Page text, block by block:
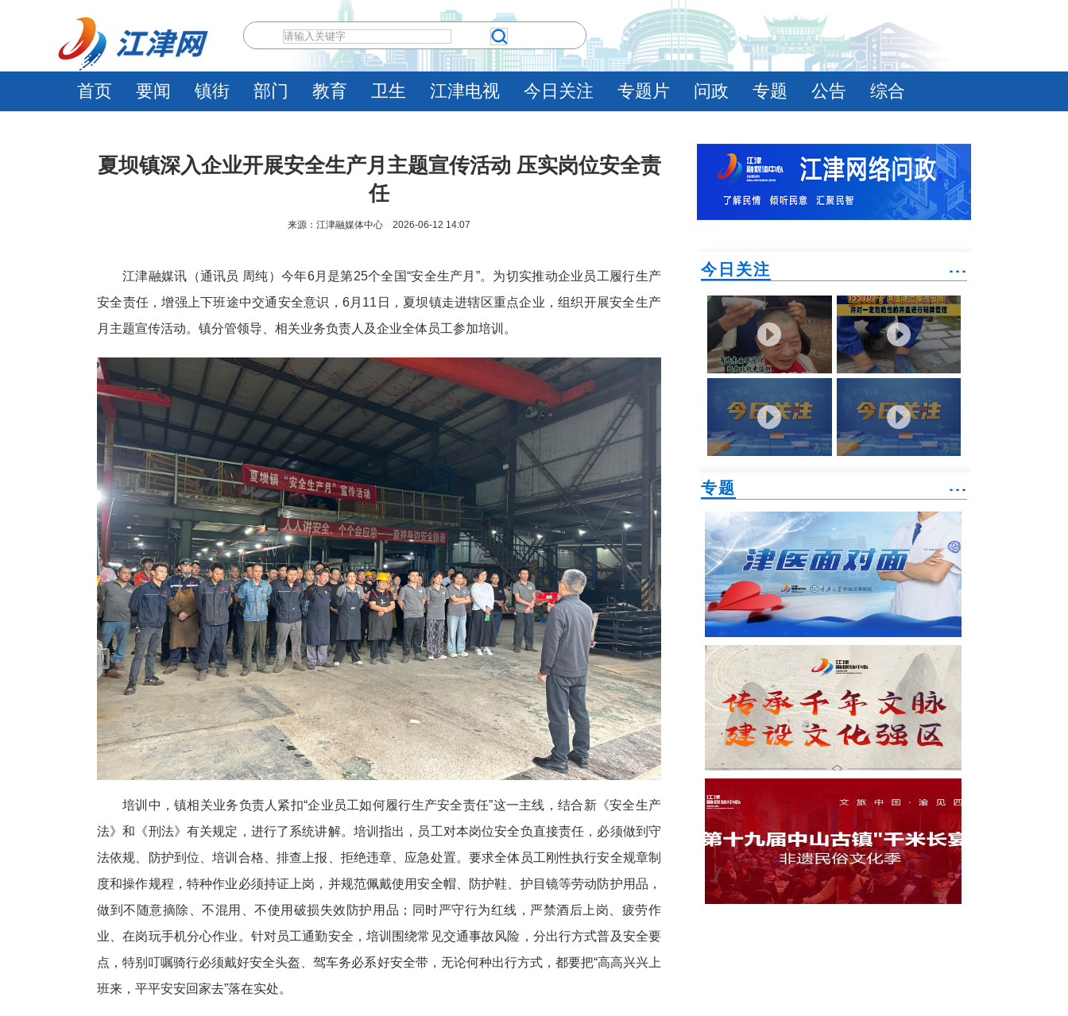
首页 要闻 镇街 部门 教育 卫生 江津电视 今日关注 专题片 问政 专题 公告 综合
夏坝镇深入企业开展安全生产月主题宣传活动 压实岗位安全责
任
来源：江津融媒体中心 2026-06-12 14:07
江津融媒讯（通讯员 周纯）今年6月是第25个全国“安全生产月”。为切实推动企业员工履行生产
安全责任，增强上下班途中交通安全意识，6月11日，夏坝镇走进辖区重点企业，组织开展安全生产
月主题宣传活动。镇分管领导、相关业务负责人及企业全体员工参加培训。
培训中，镇相关业务负责人紧扣“企业员工如何履行生产安全责任”这一主线，结合新《安全生产
法》和《刑法》有关规定，进行了系统讲解。培训指出，员工对本岗位安全负直接责任，必须做到守
法依规、防护到位、培训合格、排查上报、拒绝违章、应急处置。要求全体员工刚性执行安全规章制
度和操作规程，特种作业必须持证上岗，并规范佩戴使用安全帽、防护鞋、护目镜等劳动防护用品，
做到不随意摘除、不混用、不使用破损失效防护用品；同时严守行为红线，严禁酒后上岗、疲劳作
业、在岗玩手机分心作业。针对员工通勤安全，培训围绕常见交通事故风险，分出行方式普及安全要
点，特别叮嘱骑行必须戴好安全头盔、驾车务必系好安全带，无论何种出行方式，都要把“高高兴兴上
班来，平平安安回家去”落在实处。
今日关注 ˙˙˙
专题 ˙˙˙